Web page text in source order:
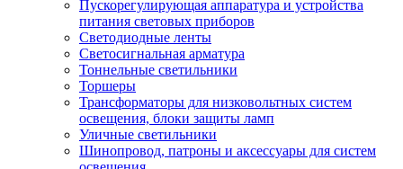
Пускорегулирующая аппаратура и устройства
питания световых приборов
Светодиодные ленты
Светосигнальная арматура
Тоннельные светильники
Торшеры
Трансформаторы для низковольтных систем
освещения, блоки защиты ламп
Уличные светильники
Шинопровод, патроны и аксессуары для систем